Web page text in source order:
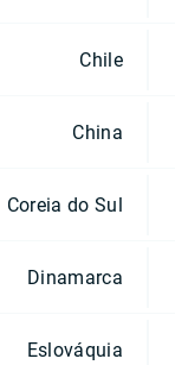
Chile
China
Coreia do Sul
Dinamarca
Eslováquia